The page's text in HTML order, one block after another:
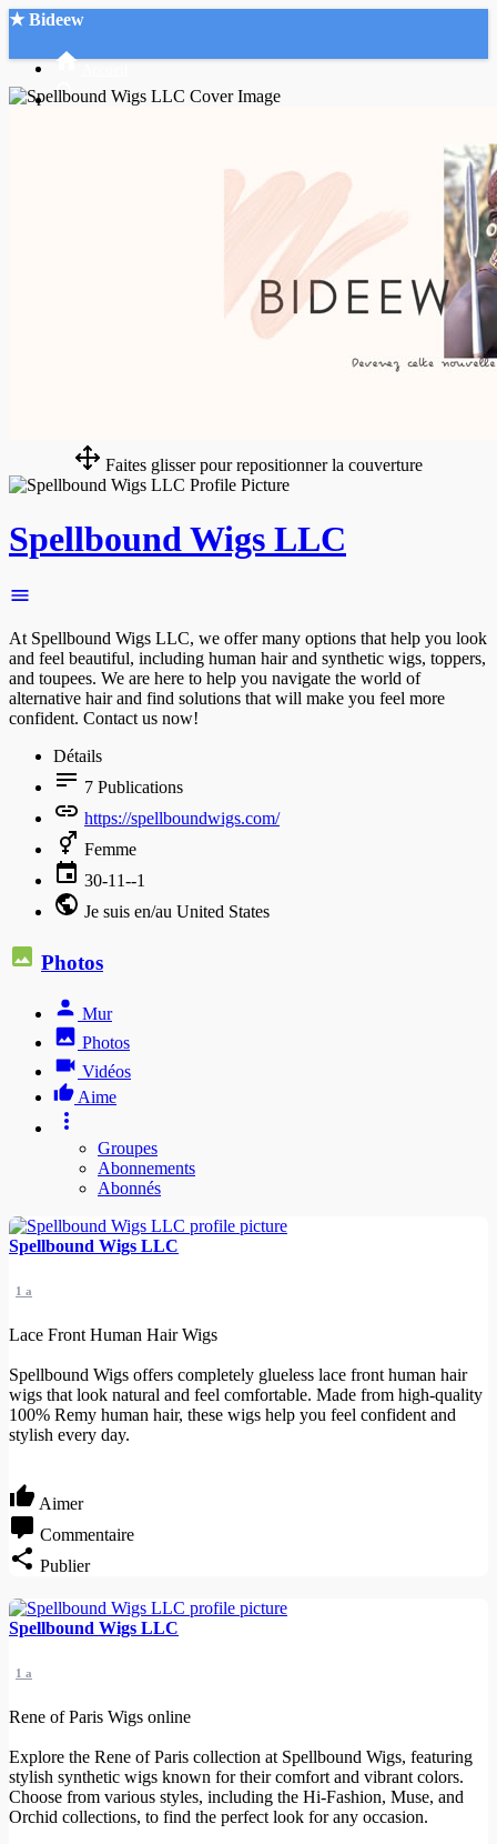
★ Bideew
Faites glisser pour repositionner la couverture
Spellbound Wigs LLC
At Spellbound Wigs LLC, we offer many options that help you look
and feel beautiful, including human hair and synthetic wigs, toppers,
and toupees. We are here to help you navigate the world of
alternative hair and find solutions that will make you feel more
confident. Contact us now!
Détails
7 Publications
https://spellboundwigs.com/
Femme
30-11--1
Je suis en/au United States
Photos
Mur
Photos
Vidéos
Aime
Groupes
Abonnements
Abonnés
Spellbound Wigs LLC
1 a
Lace Front Human Hair Wigs
Spellbound Wigs offers completely glueless lace front human hair
wigs that look natural and feel comfortable. Made from high-quality
100% Remy human hair, these wigs help you feel confident and
stylish every day.
Aimer
Commentaire
Publier
Spellbound Wigs LLC
1 a
Rene of Paris Wigs online
Explore the Rene of Paris collection at Spellbound Wigs, featuring
stylish synthetic wigs known for their comfort and vibrant colors.
Choose from various styles, including the Hi-Fashion, Muse, and
Orchid collections, to find the perfect look for any occasion.